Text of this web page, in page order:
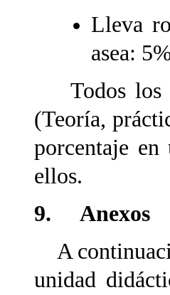
Lleva
asea:
Todos los
(Teoría,
porcentaje
ellos.
9.
Anexos
A
unidad